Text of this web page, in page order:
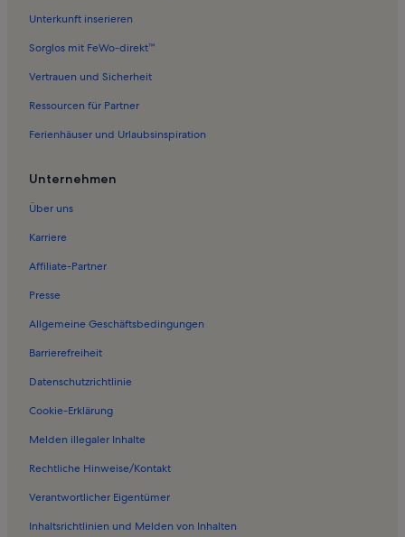
Ferienwohnungen in Neujellingsdorf
Ferienwohnungen in Kopendorf
Ferienwohnungen in Albertsdorf
Ferienwohnungen in Strand Bojendorf
Ferienwohnungen in Petersdorf
Ferienwohnungen in Südstrand Burgtiefe
Ferienwohnungen in NABU Wasservogelreservat Wallnau
Ferienwohnungen in Orth
Ferienwohnungen in Strand Flügger
Ferienwohnungen in Strukkamp
Ferienwohnungen in Seebrückenpromenade
Ferienwohnungen in Strand Strukkamphuk
Unterkunft inserieren
Sorglos mit FeWo-direkt™
Vertrauen und Sicherheit
Ressourcen für Partner
Ferienhäuser und Urlaubsinspiration
Unternehmen
Über uns
Karriere
Affiliate-Partner
Presse
Allgemeine Geschäftsbedingungen
Barrierefreiheit
Datenschutzrichtlinie
Cookie-Erklärung
Melden illegaler Inhalte
Rechtliche Hinweise/Kontakt
Verantwortlicher Eigentümer
Inhaltsrichtlinien und Melden von Inhalten